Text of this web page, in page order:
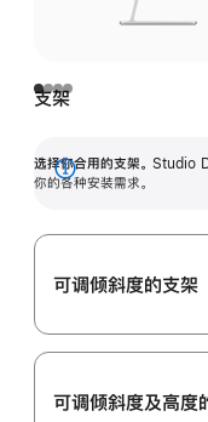
支架
选择你合用的支架。 Studio
你的各种安装需求。
展
可调倾斜度的支架
可调倾斜度及高‍度